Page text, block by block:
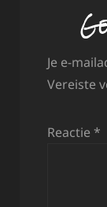
Je e-
Vereiste
Reactie *